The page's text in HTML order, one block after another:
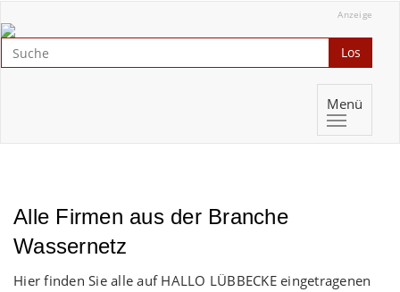
Anzeige
Los
Menü
Alle Firmen aus der Branche
Wassernetz
Hier finden Sie alle auf HALLO LÜBBECKE eingetragenen